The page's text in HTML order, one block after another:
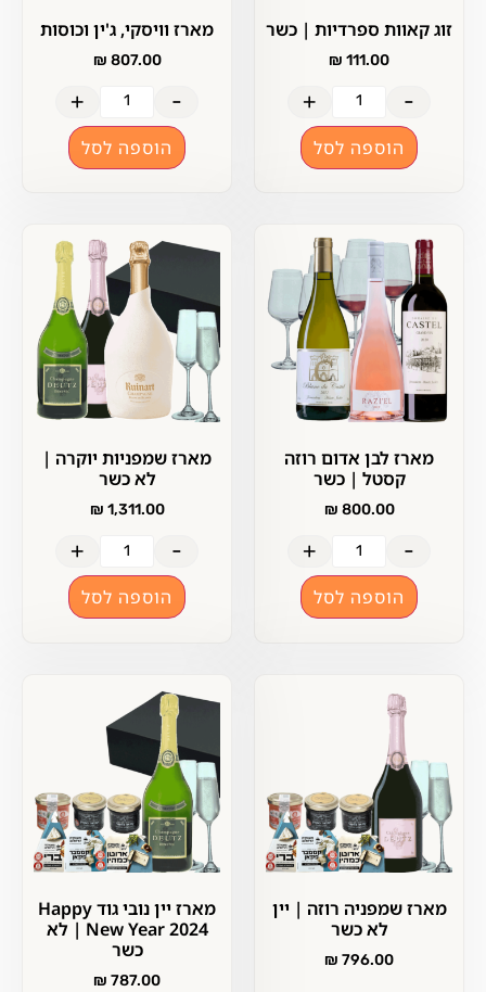
זוג קאוות ספרדיות | כשר
₪ 111.00
-
+
הוספה לסל
מארז וויסקי, ג'ין וכוסות
₪ 807.00
-
+
הוספה לסל
מארז לבן אדום רוזה
קסטל | כשר
₪ 800.00
-
+
הוספה לסל
מארז שמפניות יוקרה |
לא כשר
₪ 1,311.00
-
+
הוספה לסל
מארז שמפניה רוזה | יין
לא כשר
₪ 796.00
מארז יין נובי גוד Happy
New Year 2024 | לא
כשר
₪ 787.00